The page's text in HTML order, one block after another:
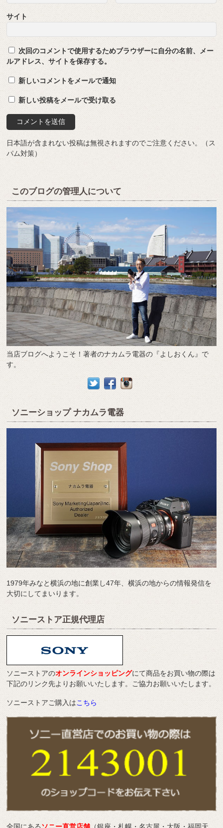
サイト
次回のコメントで使用するためブラウザーに自分の名前、メー
ルアドレス、サイトを保存する。
新しいコメントをメールで通知
新しい投稿をメールで受け取る
日本語が含まれない投稿は無視されますのでご注意ください。（ス
パム対策）
このブログの管理人について
当店ブログへようこそ！著者のナカムラ電器の『よしおくん』で
す。
ソニーショップ ナカムラ電器
1979年みなと横浜の地に創業し47年、横浜の地からの情報発信を
大切にしてまいります。
ソニーストア正規代理店
ソニーストアのオンラインショッピングにて商品をお買い物の際は
下記のリンク先よりお願いいたします。ご協力お願いいたします。
ソニーストアご購入はこちら
全国にあるソニー直営店舗 （銀座・札幌・名古屋・大阪・福岡天